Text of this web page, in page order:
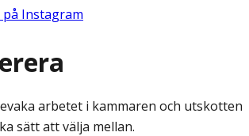
Instagram
arbetet i kammaren och utskotten
sätt att välja mellan.